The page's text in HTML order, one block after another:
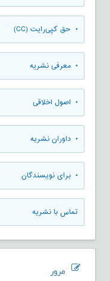
• حق کپی‌رایت (CC)
• معرفی نشریه
• اصول اخلاقی
• داوران نشریه
• برای نویسندگان
تماس با نشریه
مرور